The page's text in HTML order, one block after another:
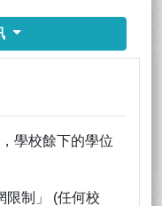
學校餘下的學位
限制」 (任何校